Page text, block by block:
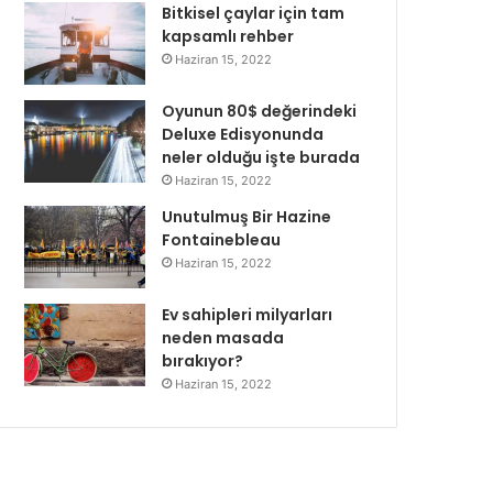
Bitkisel çaylar için tam
kapsamlı rehber
Haziran 15, 2022
Oyunun 80$ değerindeki
Deluxe Edisyonunda
neler olduğu işte burada
Haziran 15, 2022
Unutulmuş Bir Hazine
Fontainebleau
Haziran 15, 2022
Ev sahipleri milyarları
neden masada
bırakıyor?
Haziran 15, 2022